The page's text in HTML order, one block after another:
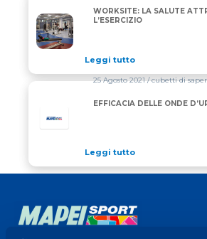
WORKSITE: LA SALUTE
WORKSITE: LA SALUTE
L’ESERCIZIO
Leggi tutto
25 Agosto 2021/ cubetti di
EFFICACIA DELLE ONDE
Leggi tutto